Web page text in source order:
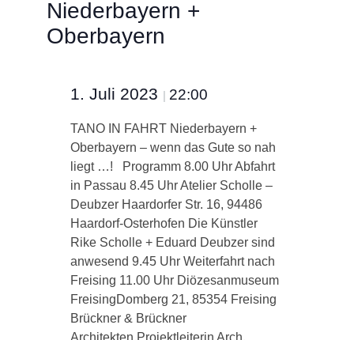
Niederbayern +
Oberbayern
1. Juli 2023 | 22:00
TANO IN FAHRT Niederbayern +
Oberbayern – wenn das Gute so nah
liegt …! Programm 8.00 Uhr Abfahrt
in Passau 8.45 Uhr Atelier Scholle –
Deubzer Haardorfer Str. 16, 94486
Haardorf-Osterhofen Die Künstler
Rike Scholle + Eduard Deubzer sind
anwesend 9.45 Uhr Weiterfahrt nach
Freising 11.00 Uhr Diözesanmuseum
FreisingDomberg 21, 85354 Freising
Brückner & Brückner
Architekten,Projektleiterin Arch.